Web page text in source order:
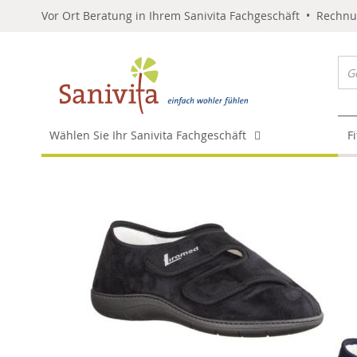
Vor Ort Beratung in Ihrem Sanivita Fachgeschäft •
Wählen Sie Ihr Sanivita Fachgeschäft